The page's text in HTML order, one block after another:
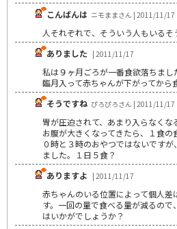
こんばんは ニモままさん | 2011/11/17
人それぞれで、そういう人もいるそ
ありました | 2011/11/17
私は９ヶ月ごろが一番食欲落ちまし
臨月入って赤ちゃんが下がってから
そうですね ぴろぴろさん | 2011/11/17
胃が圧迫されて、あまり入らなくな
お腹が大きくなってきたら、１食の
０時と３時のおやつではないです
ました。１日５食？
ありますよ | 2011/11/17
赤ちゃんのいる位置によって個人
す。一回の量で食べる量が減るの
はいかがでしょうか？